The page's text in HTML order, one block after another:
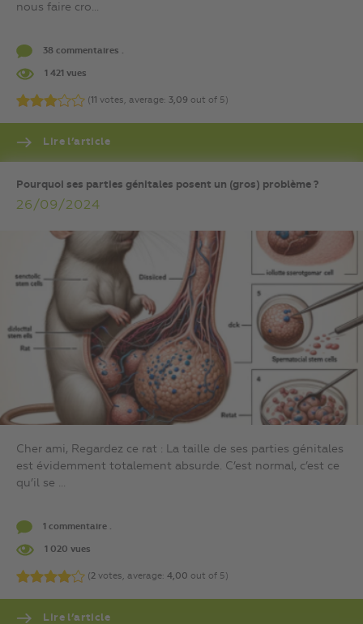
nous faire cro...
38 commentaires .
1 421 vues
(11 votes, average: 3,09 out of 5)
Lire l’article
Pourquoi ses parties génitales posent un (gros) problème ?
26/09/2024
Cher ami, Regardez ce rat : La taille de ses parties génitales
est évidemment totalement absurde. C’est normal, c’est ce
qu’il se ...
1 commentaire .
1 020 vues
(2 votes, average: 4,00 out of 5)
Lire l’article